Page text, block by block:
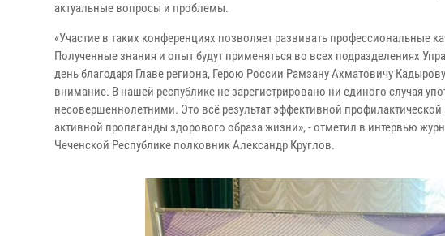
актуальные вопросы и проблемы.
«Участие в таких конференциях позволяет развивать профессиональные
Полученные знания и опыт будут применяться во всех подразделениях
день благодаря Главе региона, Герою России Рамзану Ахматовичу
внимание. В нашей республике не зарегистрировано ни единого случая
несовершеннолетними. Это всё результат эффективной
активной пропаганды здорового образа жизни», - отметил в интервью
Чеченской Республике полковник Александр Круглов.